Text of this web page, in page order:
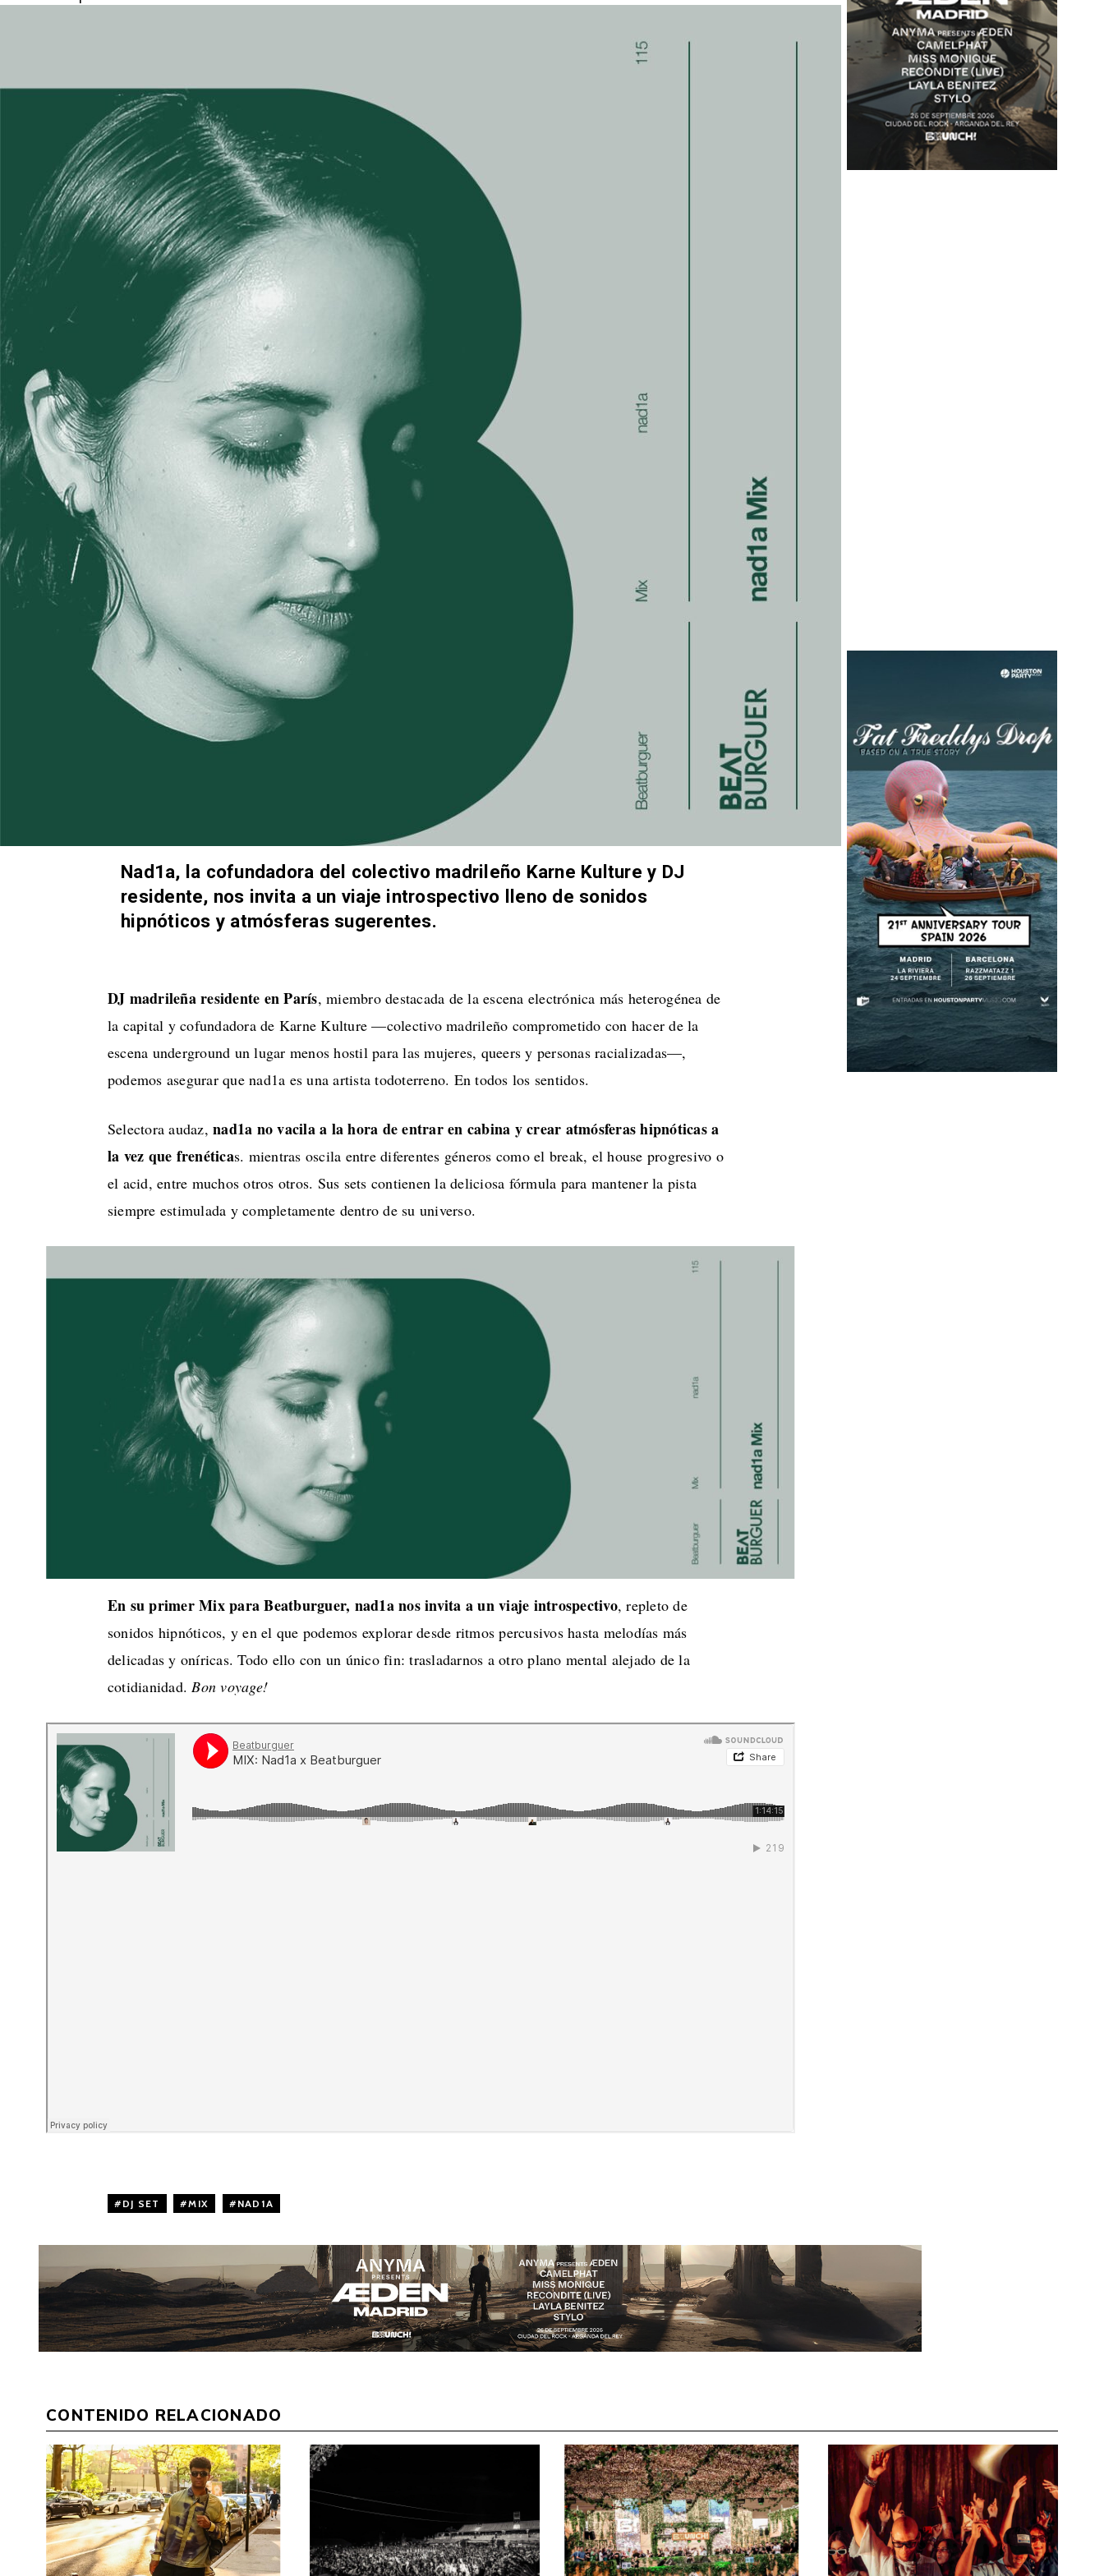
Nad1a, la cofundadora del colectivo madrileño Karne Kulture y DJ
residente, nos invita a un viaje introspectivo lleno de sonidos
hipnóticos y atmósferas sugerentes.
DJ madrileña residente en París, miembro destacada de la escena electrónica más heterogénea de
la capital y cofundadora de Karne Kulture —colectivo madrileño comprometido con hacer de la
escena underground un lugar menos hostil para las mujeres, queers y personas racializadas—,
podemos asegurar que nad1a es una artista todoterreno. En todos los sentidos.
Selectora audaz, nad1a no vacila a la hora de entrar en cabina y crear atmósferas hipnóticas a
la vez que frenéticas. mientras oscila entre diferentes géneros como el break, el house progresivo o
el acid, entre muchos otros otros. Sus sets contienen la deliciosa fórmula para mantener la pista
siempre estimulada y completamente dentro de su universo.
En su primer Mix para Beatburguer, nad1a nos invita a un viaje introspectivo, repleto de
sonidos hipnóticos, y en el que podemos explorar desde ritmos percusivos hasta melodías más
delicadas y oníricas. Todo ello con un único fin: trasladarnos a otro plano mental alejado de la
cotidianidad.Bon voyage!
DJ SET MIX NAD1A
CONTENIDO RELACIONADO